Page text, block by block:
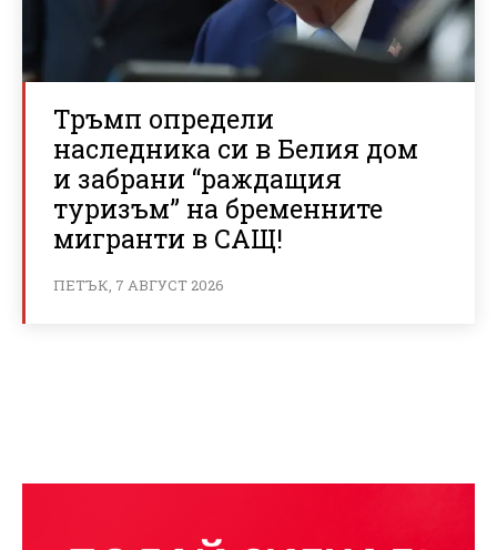
Тръмп определи
наследника си в Белия дом
и забрани “раждащия
туризъм” на бременните
мигранти в САЩ!
ПЕТЪК, 7 АВГУСТ 2026